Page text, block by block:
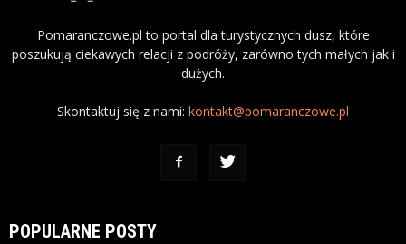
Pomaranczowe.pl to portal dla turystycznych dusz, które
poszukują ciekawych relacji z podróży, zarówno tych małych jak i
dużych.
Skontaktuj się z nami: kontakt@pomaranczowe.pl
POPULARNE POSTY